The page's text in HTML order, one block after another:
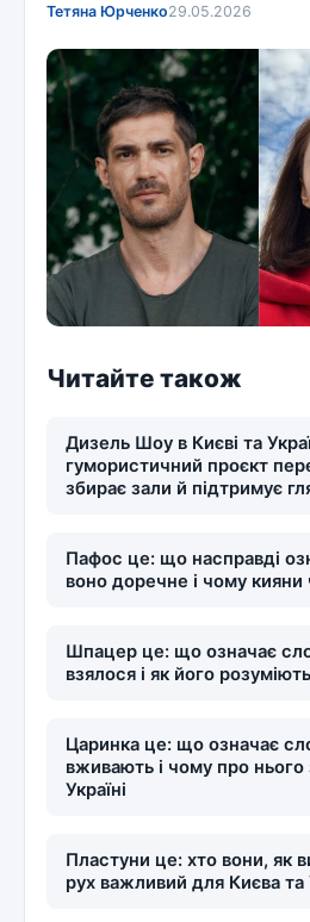
Тетяна Юрченко29.05.2026
Читайте також
Дизель Шоу в Києві та
гумористичний проєкт
збирає зали й підтримує
Пафос це: що насправді
воно доречне і чому
Шпацер це: що означає
взялося і як його
Царинка це: що означає
вживають і чому про нього
Україні
Пластуни це: хто вони, як
рух важливий для Києва та